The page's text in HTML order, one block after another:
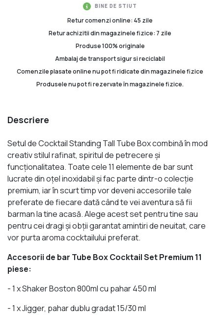
BINE DE STIUT
Retur comenzi online: 45 zile
Retur achizitii din magazinele fizice: 7 zile
Produse 100% originale
Ambalaj de transport sigur si reciclabil
Comenzile plasate online nu pot fi ridicate din magazinele fizice
Produsele nu pot fi rezervate în magazinele fizice.
Descriere
Setul de Cocktail Standing Tall Tube Box combină în mod
creativ stilul rafinat, spiritul de petrecere și
funcționalitatea. Toate cele 11 elemente de bar sunt
lucrate din oțel inoxidabil și fac parte dintr-o colecție
premium, iar în scurt timp vor deveni accesoriile tale
preferate de fiecare dată când te vei aventura să fii
barman la tine acasă. Alege acest set pentru tine sau
pentru cei dragi și obții garantat amintiri de neuitat, care
vor purta aroma cocktailului preferat.
Accesorii de bar Tube Box Cocktail Set Premium 11
piese:
- 1 x Shaker Boston 800ml cu pahar 450 ml
- 1 x Jigger, pahar dublu gradat 15/30 ml